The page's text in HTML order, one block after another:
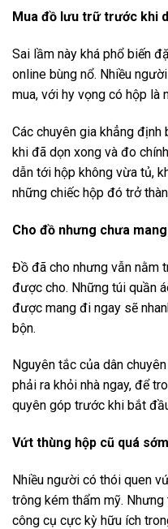
Mua đồ lưu trữ trước khi
Sai lầm này khá phổ biến
online bùng nổ. Nhiều
mua, với hy vọng có hộp là
Các chuyên gia khẳng
khi đã dọn xong và đo
dẫn tới hộp không vừa tủ,
những chiếc hộp đó trở
Cho đồ nhưng chưa
Đồ đã cho nhưng vẫn nằm
được cho. Những túi quần
được mang đi ngay sẽ
bộn.
Nguyên tắc của dân
phải ra khỏi nhà ngay, để
quyên góp trước khi bắt
Vứt thùng hộp cũ quá sớm
Nhiều người có thói quen
trông kém thẩm mỹ.
công cụ cực kỳ hữu ích